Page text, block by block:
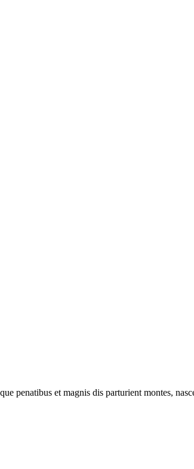
penatibus et magnis dis parturient montes,